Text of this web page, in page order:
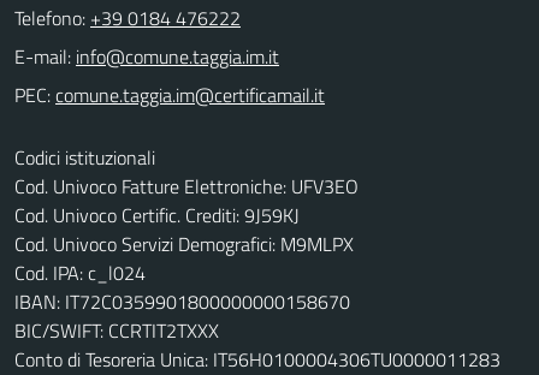
Telefono: +39 0184 476222
E-mail:
PEC:
Codici istituzionali
Cod. Univoco Fatture Elettroniche: UFV3EO
Cod. Univoco Certific. Crediti: 9J59KJ
Cod. Univoco Servizi Demografici: M9MLPX
Cod. IPA: c_l024
IBAN: IT72C0359901800000000158670
BIC/SWIFT: CCRTIT2TXXX
Conto di Tesoreria Unica: IT56H0100004306TU0000011283